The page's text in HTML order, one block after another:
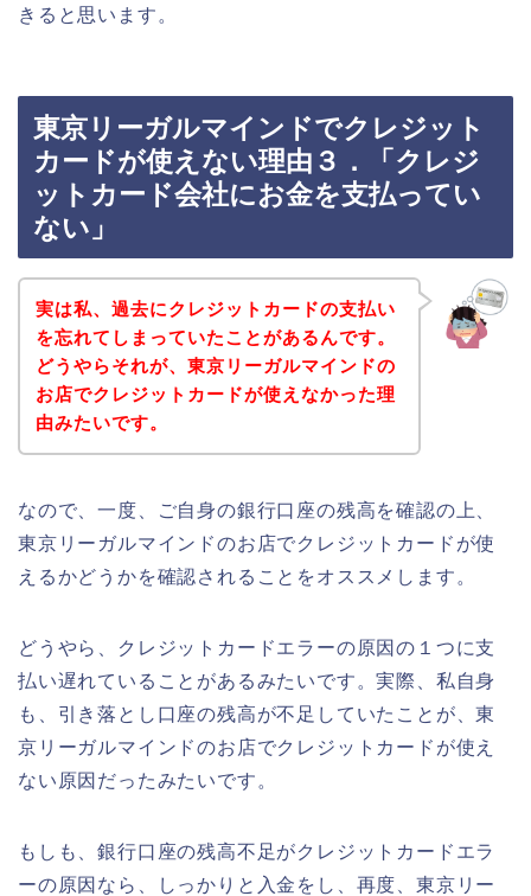
きると思います。
東京リーガルマインドでクレジット
カードが使えない理由３．「クレジ
ットカード会社にお金を支払ってい
ない」
実は私、過去にクレジットカードの支払い
を忘れてしまっていたことがあるんです。
どうやらそれが、東京リーガルマインドの
お店でクレジットカードが使えなかった理
由みたいです。
なので、一度、ご自身の銀行口座の残高を確認の上、
東京リーガルマインドのお店でクレジットカードが使
えるかどうかを確認されることをオススメします。
どうやら、クレジットカードエラーの原因の１つに支
払い遅れていることがあるみたいです。実際、私自身
も、引き落とし口座の残高が不足していたことが、東
京リーガルマインドのお店でクレジットカードが使え
ない原因だったみたいです。
もしも、銀行口座の残高不足がクレジットカードエラ
ーの原因なら、しっかりと入金をし、再度、東京リー